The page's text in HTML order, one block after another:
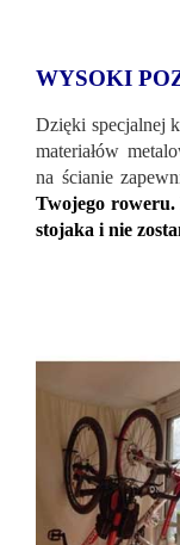
WYSOKI
Dzięki specjalnej
materiałów
na ścianie
Twojego roweru.
stojaka i nie